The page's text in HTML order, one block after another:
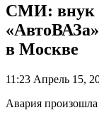
СМИ: внук
в Москве
11:23 Апрель 15,
Авария